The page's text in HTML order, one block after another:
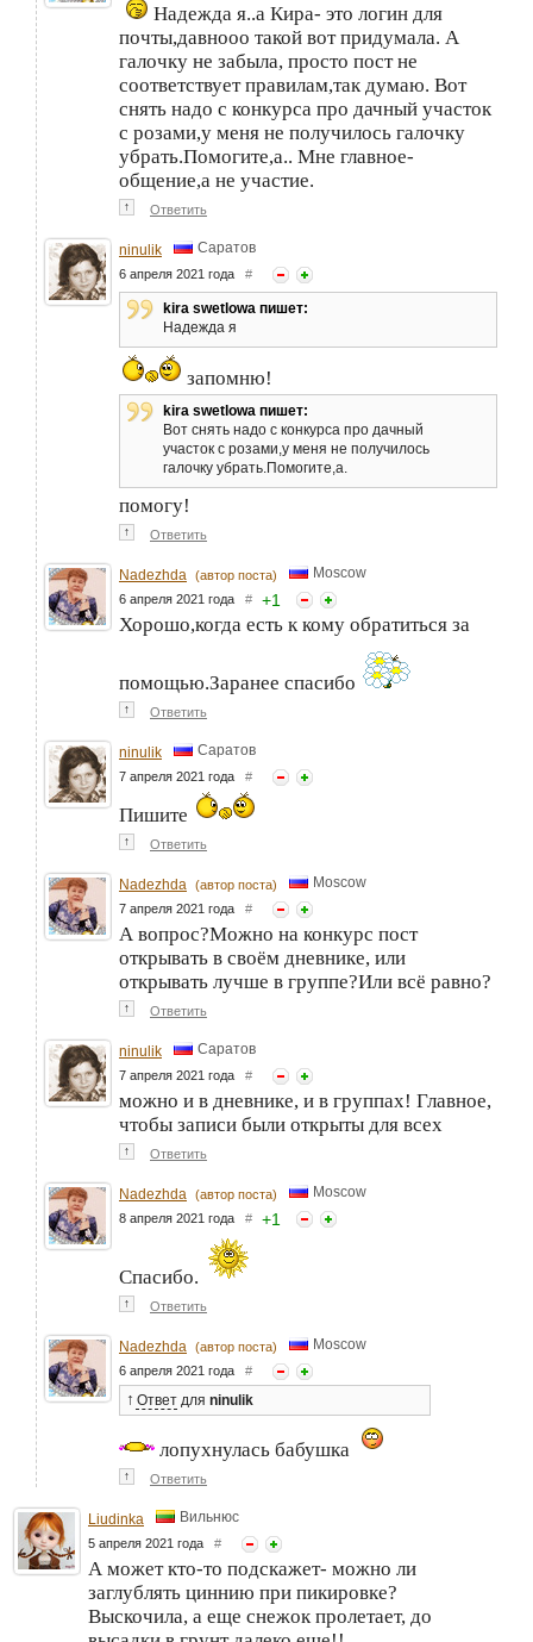
Надежда я..а Кира- это логин для
почты,давнооо такой вот придумала. А
галочку не забыла, просто пост не
соответствует правилам,так думаю. Вот
снять надо с конкурса про дачный участок
с розами,у меня не получилось галочку
убрать.Помогите,а.. Мне главное-
общение,а не участие.
↑ Ответить
ninulik Саратов
6 апреля 2021 года #
kira swetlowa пишет:
Надежда я
запомню!
kira swetlowa пишет:
Вот снять надо с конкурса про дачный
участок с розами,у меня не получилось
галочку убрать.Помогите,а.
помогу!
↑ Ответить
Nadezhda (автор поста) Moscow
6 апреля 2021 года # +1
Хорошо,когда есть к кому обратиться за
помощью.Заранее спасибо
↑ Ответить
ninulik Саратов
7 апреля 2021 года #
Пишите
↑ Ответить
Nadezhda (автор поста) Moscow
7 апреля 2021 года #
А вопрос?Можно на конкурс пост
открывать в своём дневнике, или
открывать лучше в группе?Или всё равно?
↑ Ответить
ninulik Саратов
7 апреля 2021 года #
можно и в дневнике, и в группах! Главное,
чтобы записи были открыты для всех
↑ Ответить
Nadezhda (автор поста) Moscow
8 апреля 2021 года # +1
Спасибо.
↑ Ответить
Nadezhda (автор поста) Moscow
6 апреля 2021 года #
↑ Ответ для ninulik
лопухнулась бабушка
↑ Ответить
Liudinka Вильнюс
5 апреля 2021 года #
А может кто-то подскажет- можно ли
заглублять циннию при пикировке?
Выскочила, а еще снежок пролетает, до